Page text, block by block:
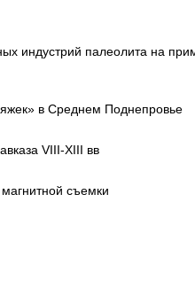
индустрий палеолита на
в Среднем Поднепровье
VIII-XIII вв
съемки